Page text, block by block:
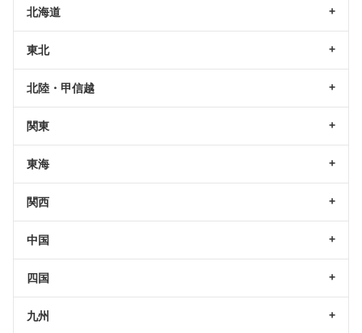
北海道
東北
北陸・甲信越
関東
東海
関西
中国
四国
九州